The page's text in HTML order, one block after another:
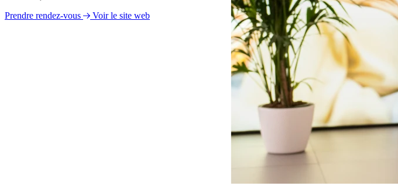
Prendre rendez-vous
Voir le site web